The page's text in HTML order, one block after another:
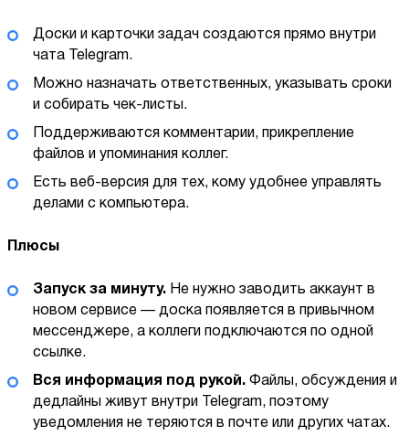
Доски и карточки задач создаются прямо внутри
чата Telegram.
Можно назначать ответственных, указывать сроки
и собирать чек-листы.
Поддерживаются комментарии, прикрепление
файлов и упоминания коллег.
Есть веб-версия для тех, кому удобнее управлять
делами с компьютера.
Плюсы
Запуск за минуту. Не нужно заводить аккаунт в
новом сервисе — доска появляется в привычном
мессенджере, а коллеги подключаются по одной
ссылке.
Вся информация под рукой. Файлы, обсуждения и
дедлайны живут внутри Telegram, поэтому
уведомления не теряются в почте или других чатах.